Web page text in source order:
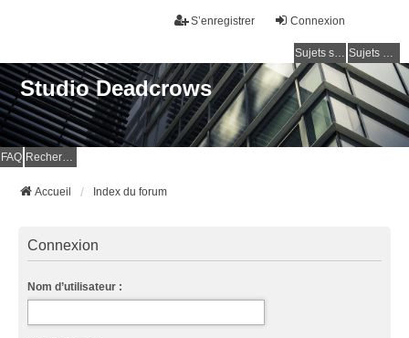
Connexion
S’enregistrer
Sujets sans réponse Sujets actifs
Studio Deadcrows
FAQ Rechercher
Accueil Index du forum
Connexion
Nom d’utilisateur :